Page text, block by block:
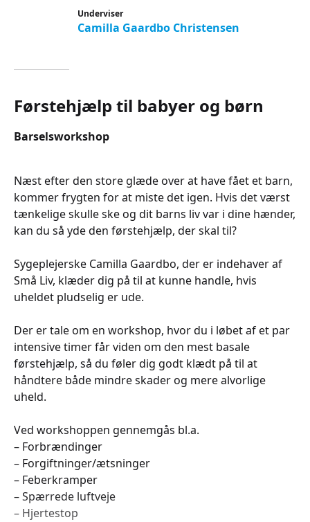
Underviser
Camilla Gaardbo Christensen
Førstehjælp til babyer og børn
Barselsworkshop
Næst efter den store glæde over at have fået et barn,
kommer frygten for at miste det igen. Hvis det værst
tænkelige skulle ske og dit barns liv var i dine hænder,
kan du så yde den førstehjælp, der skal til?
Sygeplejerske Camilla Gaardbo, der er indehaver af
Små Liv, klæder dig på til at kunne handle, hvis
uheldet pludselig er ude.
Der er tale om en workshop, hvor du i løbet af et par
intensive timer får viden om den mest basale
førstehjælp, så du føler dig godt klædt på til at
håndtere både mindre skader og mere alvorlige
uheld.
Ved workshoppen gennemgås bl.a.
– Forbrændinger
– Forgiftninger/ætsninger
– Feberkramper
– Spærrede luftveje
– Hjertestop